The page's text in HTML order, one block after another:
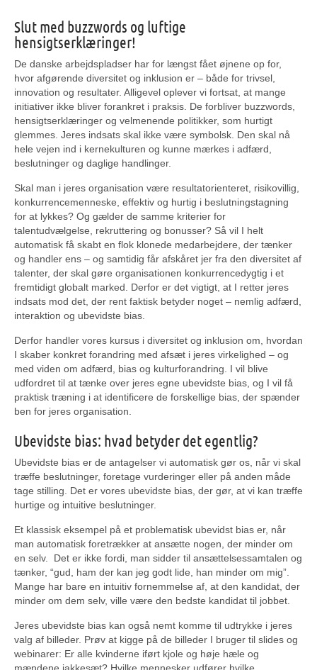
Slut med buzzwords og luftige
hensigtserklæringer!
De danske arbejdspladser har for længst fået øjnene op for,
hvor afgørende diversitet og inklusion er – både for trivsel,
innovation og resultater. Alligevel oplever vi fortsat, at mange
initiativer ikke bliver forankret i praksis. De forbliver buzzwords,
hensigtserklæringer og velmenende politikker, som hurtigt
glemmes. Jeres indsats skal ikke være symbolsk. Den skal nå
hele vejen ind i kernekulturen og kunne mærkes i adfærd,
beslutninger og daglige handlinger.
Skal man i jeres organisation være resultatorienteret, risikovillig,
konkurrencemenneske, effektiv og hurtig i beslutningstagning
for at lykkes? Og gælder de samme kriterier for
talentudvælgelse, rekruttering og bonusser? Så vil I helt
automatisk få skabt en flok klonede medarbejdere, der tænker
og handler ens – og samtidig får afskåret jer fra den diversitet af
talenter, der skal gøre organisationen konkurrencedygtig i et
fremtidigt globalt marked. Derfor er det vigtigt, at I retter jeres
indsats mod det, der rent faktisk betyder noget – nemlig adfærd,
interaktion og ubevidste bias.
Derfor handler vores kursus i diversitet og inklusion om, hvordan
I skaber konkret forandring med afsæt i jeres virkelighed – og
med viden om adfærd, bias og kulturforandring. I vil blive
udfordret til at tænke over jeres egne ubevidste bias, og I vil få
praktisk træning i at identificere de forskellige bias, der spænder
ben for jeres organisation.
Ubevidste bias: hvad betyder det egentlig?
Ubevidste bias er de antagelser vi automatisk gør os, når vi skal
træffe beslutninger, foretage vurderinger eller på anden måde
tage stilling. Det er vores ubevidste bias, der gør, at vi kan træffe
hurtige og intuitive beslutninger.
Et klassisk eksempel på et problematisk ubevidst bias er, når
man automatisk foretrækker at ansætte nogen, der minder om
en selv. Det er ikke fordi, man sidder til ansættelsessamtalen og
tænker, “gud, ham der kan jeg godt lide, han minder om mig”.
Mange har bare en intuitiv fornemmelse af, at den kandidat, der
minder om dem selv, ville være den bedste kandidat til jobbet.
Jeres ubevidste bias kan også nemt komme til udtrykke i jeres
valg af billeder. Prøv at kigge på de billeder I bruger til slides og
webinarer: Er alle kvinderne iført kjole og høje hæle og